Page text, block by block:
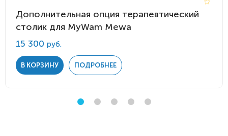
Дополнительная опция терапевтический
столик для MyWam Mewa
15 300 руб.
В КОРЗИНУ ПОДРОБНЕЕ